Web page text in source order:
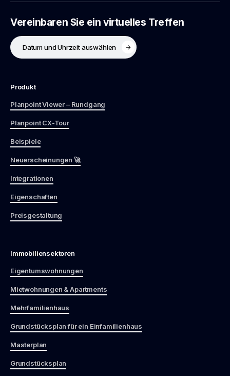
Vereinbaren Sie ein virtuelles Treffen
Datum und Uhrzeit auswählen
Produkt
Planpoint Viewer – Rundgang
Planpoint CX-Tour
Beispiele
Neuerscheinungen 🚀
Integrationen
Eigenschaften
Preisgestaltung
Immobiliensektoren
Eigentumswohnungen
Mietwohnungen & Apartments
Mehrfamilienhaus
Grundstücksplan für ein Einfamilienhaus
Masterplan
Grundstücksplan